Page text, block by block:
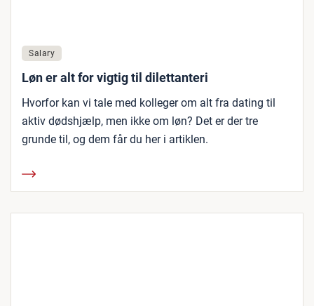
Salary
Løn er alt for vigtig til dilettanteri
Hvorfor kan vi tale med kolleger om alt fra dating til
aktiv dødshjælp, men ikke om løn? Det er der tre
grunde til, og dem får du her i artiklen.